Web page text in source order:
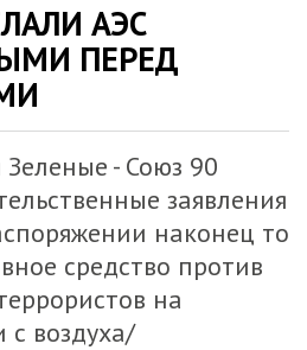
АЭС
ПЕРЕД
- Союз 90
заявления
наконец то
средство против
на
воздуха/